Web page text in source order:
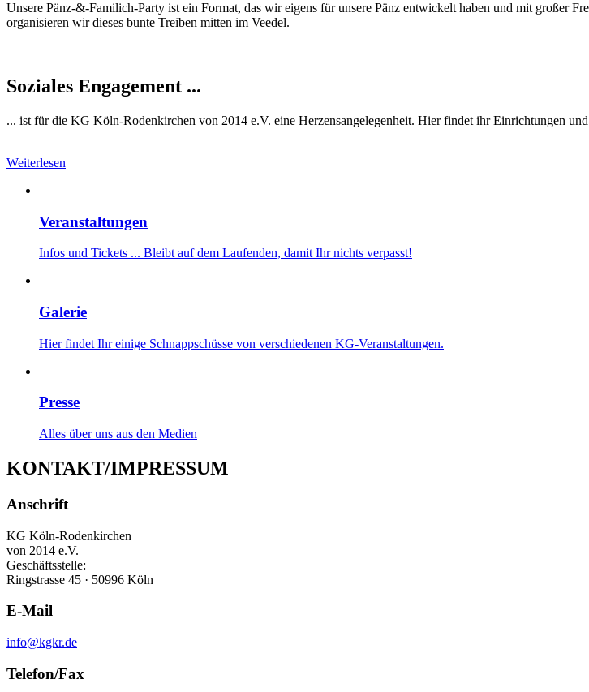
Unsere Pänz-&-Familich-Party ist ein Format, das wir eigens für unsere Pänz entwickelt haben und mit großer
organisieren wir dieses bunte Treiben mitten im Veedel.
Soziales Engagement ...
... ist für die KG Köln-Rodenkirchen von 2014 e.V. eine Herzensangelegenheit. Hier findet ihr Einrichtungen
Weiterlesen
Veranstaltungen
Infos und Tickets ... Bleibt auf dem Laufenden, damit Ihr nichts verpasst!
Galerie
Hier findet Ihr einige Schnappschüsse von verschiedenen KG-Veranstaltungen.
Presse
Alles über uns aus den Medien
KONTAKT/IMPRESSUM
Anschrift
KG Köln-Rodenkirchen
von 2014 e.V.
Geschäftsstelle:
Ringstrasse 45 · 50996 Köln
E-Mail
info@kgkr.de
Telefon/Fax